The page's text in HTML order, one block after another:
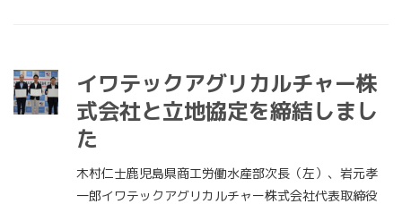
イワテックアグリカルチャー株
式会社と立地協定を締結しまし
た
木村仁士鹿児島県商工労働水産部次長（左）、岩元孝
一郎イワテックアグリカルチャー株式会社代表取締役